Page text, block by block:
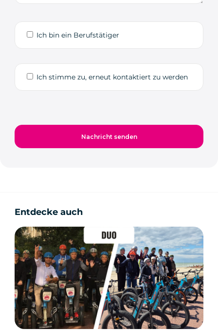
Ich bin ein Berufstätiger
Ich stimme zu, erneut kontaktiert zu werden
Entdecke auch